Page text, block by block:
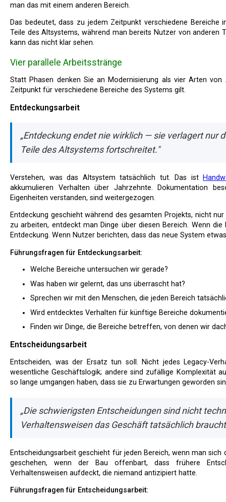
man das mit einem anderen Bereich.
Das bedeutet, dass zu jedem Zeitpunkt verschiedene Bereiche in verschiedenen Stadien sind. Man entdeckt noch einige
Teile des Altsystems, während man bereits Nutzer von anderen
kann das nicht klar sehen.
Vier parallele Arbeitsstränge
Statt Phasen denken Sie an Modernisierung als vier Arten von Arbeit, die gleichzeitig stattfinden, wobei jede zu jedem
Zeitpunkt für verschiedene Bereiche des Systems gilt.
Entdeckungsarbeit
„Entdeckung endet nie wirklich — sie verlagert nur
Teile des Altsystems fortschreitet."
Verstehen, was das Altsystem tatsächlich tut. Das ist
akkumulieren Verhalten über Jahrzehnte. Dokumentation
Eigenheiten verstanden, sind weitergezogen.
Entdeckung geschieht während des gesamten Projekts, nicht nur am Anfang. Wenn man beginnt, an einem neuen Bereich
zu arbeiten, entdeckt man Dinge über diesen Bereich. Wenn
Entdeckung. Wenn Nutzer berichten, dass das neue System
Führungsfragen für Entdeckungsarbeit:
Welche Bereiche untersuchen wir gerade?
Was haben wir gelernt, das uns überrascht hat?
Sprechen wir mit den Menschen, die jeden Bereich
Wird entdecktes Verhalten für künftige Bereiche
Finden wir Dinge, die Bereiche betreffen, von denen wir
Entscheidungsarbeit
Entscheiden, was der Ersatz tun soll. Nicht jedes Legacy-Verhalten verdient Replikation. Einige Verhaltensweisen sind
wesentliche Geschäftslogik; andere sind zufällige Komplexität
so lange umgangen haben, dass sie zu Erwartungen geworden
„Die schwierigsten Entscheidungen sind nicht
Verhaltensweisen das Geschäft tatsächlich
Entscheidungsarbeit geschieht für jeden Bereich, wenn man sich darauf vorbereitet, seinen Ersatz zu bauen. Sie kann auch
geschehen, wenn der Bau offenbart, dass frühere
Verhaltensweisen aufdeckt, die niemand antizipiert hatte.
Führungsfragen für Entscheidungsarbeit: